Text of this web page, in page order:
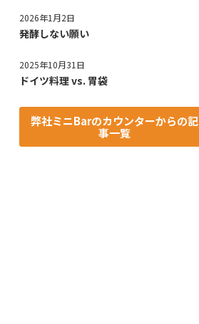
2026年1月2日
発酵しない願い
2025年10月31日
ドイツ料理 vs. 胃袋
弊社ミニBarのカウンターからの記
事一覧